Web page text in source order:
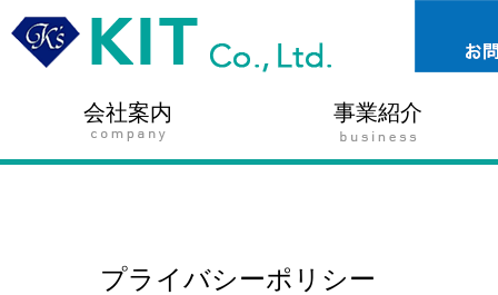
会社案内 事業紹介
プライバシーポリシー